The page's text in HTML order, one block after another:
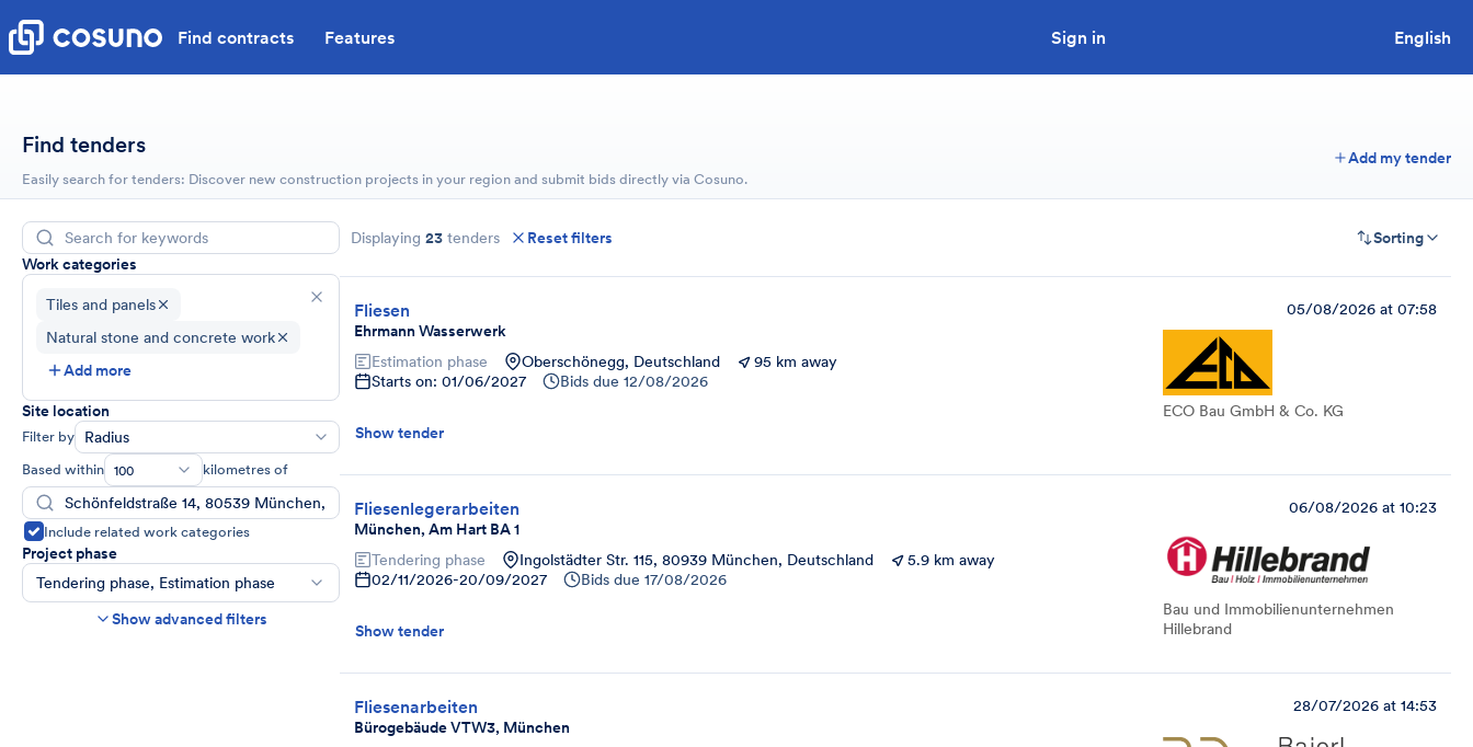
Find contracts Features Sign in English
Find tenders
Easily search for tenders: Discover new construction projects in your region and submit bids directly via Cosuno.
Add my tender
Work categories
Tiles and panels
Natural stone and concrete work
Add more
Site location
Filter by Radius
Based within 100 kilometres of
Include related work categories
Project phase
Tendering phase, Estimation phase
Construction time frame
End
Show advanced filters
Displaying 23 tenders Reset filters Sorting
Fliesen
Ehrmann Wasserwerk
05/08/2026 at 07:58
Estimation phase Oberschönegg, Deutschland
95 km away
Starts on: 01/06/2027
Bids due 12/08/2026
ECO Bau GmbH & Co. KG
Show tender
Fliesenlegerarbeiten
München, Am Hart BA 1
06/08/2026 at 10:23
Tendering phase Ingolstädter Str. 115, 80939 München, Deutschland
5.9 km away
02/11/2026-20/09/2027 Bids due 17/08/2026
Bau und Immobilienunternehmen
Hillebrand
Show tender
Fliesenarbeiten
Bürogebäude VTW3, München
28/07/2026 at 14:53